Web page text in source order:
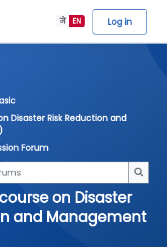
EN
ने Log in
Disaster Risk Reduction and
Forum
on Disaster
and Management